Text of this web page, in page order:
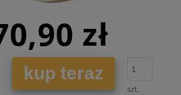
zł
kup teraz
szt.